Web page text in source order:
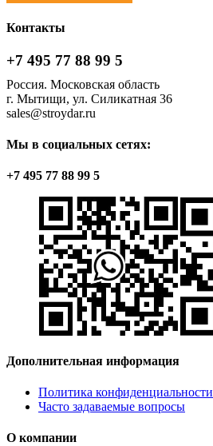
Контакты
+7 495 77 88 99 5
Россия. Московская область
г. Мытищи, ул. Силикатная 36
sales@stroydar.ru
Мы в социальных сетях:
+7 495 77 88 99 5
Дополнительная информация
Политика конфиденциальности
Часто задаваемые вопросы
О компании